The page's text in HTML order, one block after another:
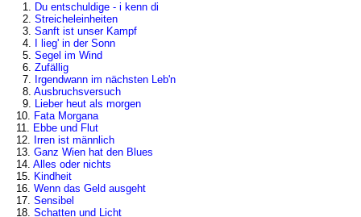
1. Du entschuldige - i kenn di
2. Streicheleinheiten
3. Sanft ist unser Kampf
4.
I lieg' in der Sonn
5. Segel im Wind
6. Zufällig
7. Irgendwann im nächsten Leb'n
8. Ausbruchsversuch
9. Lieber heut als morgen
10. Fata Morgana
11. Ebbe und Flut
12. Irren ist männlich
13. Ganz Wien hat den Blues
14. Alles oder nichts
15. Kindheit
16. Wenn das Geld ausgeht
17. Sensibel
18. Schatten und Licht